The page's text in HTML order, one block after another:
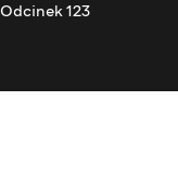
Odcinek 123